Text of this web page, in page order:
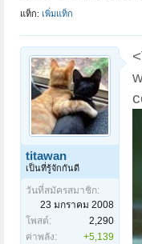
แท็ก: เพิ่มแท็ก
titawan
เป็นที่รู้จักกันดี
วันที่สมัครสมาชิก:
23 มกราคม 2008
โพสต์:
2,290
ค่าพลัง:
+5,139